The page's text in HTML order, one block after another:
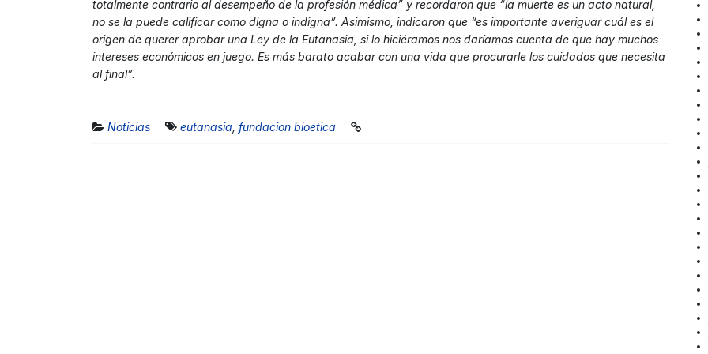
totalmente contrario al desempeño de la profesión médica” y recordaron que “la muerte es un acto natural,
no se la puede calificar como digna o indigna”. Asimismo, indicaron que “es importante averiguar cuál es el
origen de querer aprobar una Ley de la Eutanasia, si lo hiciéramos nos daríamos cuenta de que hay muchos
intereses económicos en juego. Es más barato acabar con una vida que procurarle los cuidados que necesita
al final”.
Noticias eutanasia fundacion bioetica